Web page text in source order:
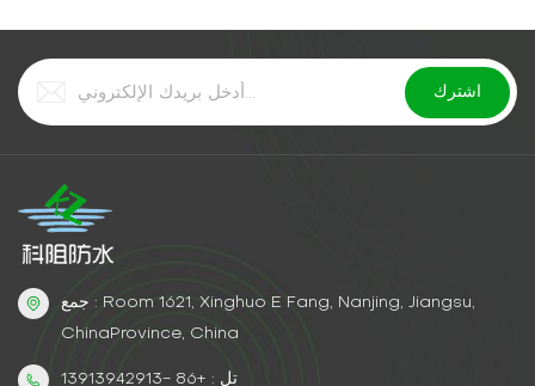
جمع : Room 1621, Xinghuo E Fang, Nanjing, Jiangsu,
ChinaProvince, China
تل : +86 -13913942913